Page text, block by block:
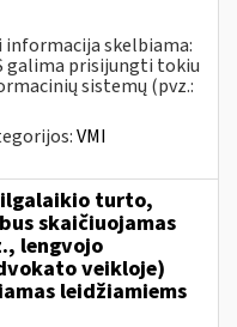
informacija skelbiama:
galima prisijungti tokiu
sistemų (pvz.:
VMI
turto,
skaičiuojamas
lengvojo
veikloje)
leidžiamiems